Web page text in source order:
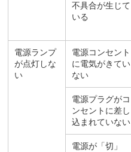
不具合が生じて
いる
電源ランプ
が点灯しな
い
電源コンセント
に電気がきてい
ない
電源プラグがコ
ンセントに差し
込まれていない
電源が「切」